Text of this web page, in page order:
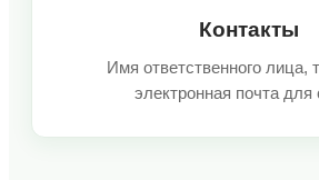
Контакты
Имя ответственного лица,
электронная почта для